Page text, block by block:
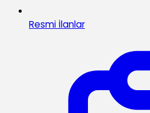
Resmi İlanlar